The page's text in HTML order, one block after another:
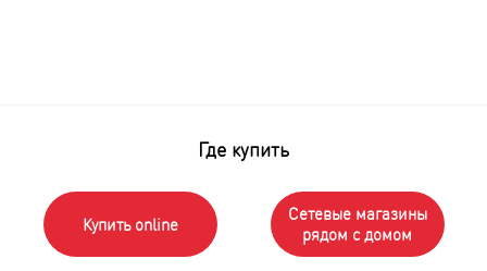
Где купить
Купить online
Сетевые магазины
рядом с домом